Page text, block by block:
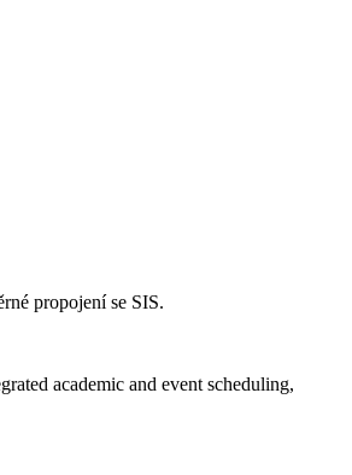
propojení se SIS.
academic and event scheduling,